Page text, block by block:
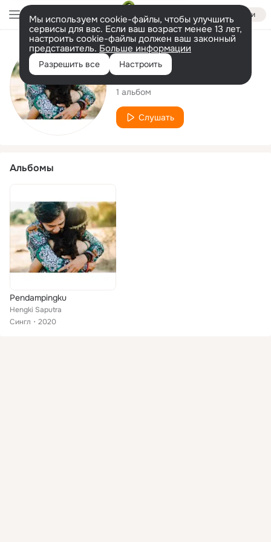
Войти
Мы используем cookie-файлы, чтобы улучшить
сервисы для вас. Если ваш возраст менее 13 лет,
настроить cookie-файлы должен ваш законный
представитель. Больше информации
Разрешить все Настроить
Исполнитель
Hengki Saputra
1 альбом
Слушать
Альбомы
Pendampingku
Hengki Saputra
Сингл
2020